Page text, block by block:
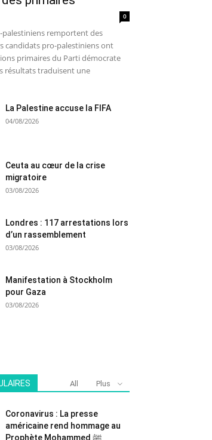
0
palestiniens remportent des
candidats pro-palestiniens ont
primaires du Parti démocrate
résultats traduisent une
La Palestine accuse la FIFA
04/08/2026
Ceuta au cœur de la crise
migratoire
03/08/2026
Londres : 117 arrestations lors
d’un rassemblement
03/08/2026
Manifestation à Stockholm
pour Gaza
03/08/2026
All Plus
Coronavirus : La presse
américaine rend hommage au
Prophète Mohammed ﷺ